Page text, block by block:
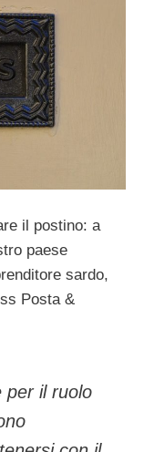
il postino: a
paese
sardo,
Posta &
per il ruolo